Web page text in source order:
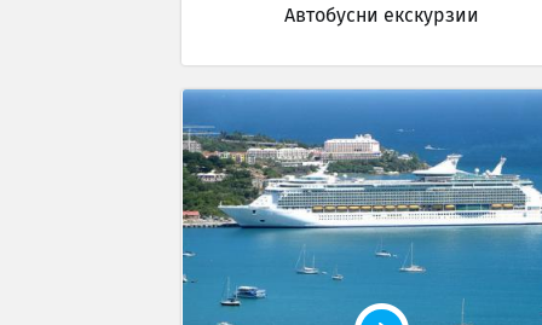
Автобусни екскурзии